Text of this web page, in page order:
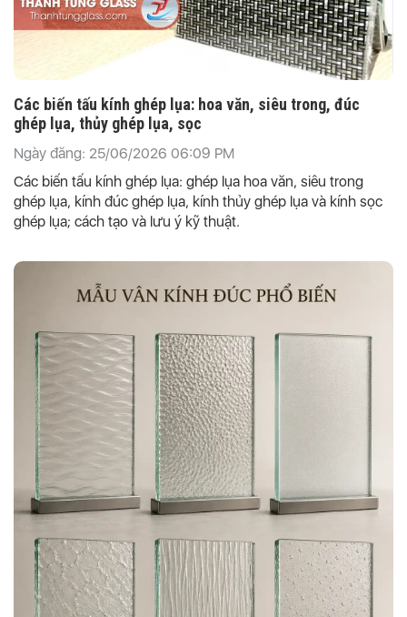
Các biến tấu kính ghép lụa: hoa văn, siêu trong, đúc
ghép lụa, thủy ghép lụa, sọc
Ngày đăng: 25/06/2026 06:09 PM
Các biến tấu kính ghép lụa: ghép lụa hoa văn, siêu trong
ghép lụa, kính đúc ghép lụa, kính thủy ghép lụa và kính sọc
ghép lụa; cách tạo và lưu ý kỹ thuật.